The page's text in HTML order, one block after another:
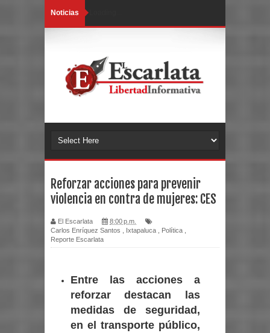
Noticias
Reforzar acciones para prevenir
violencia en contra de mujeres: CES
El Escarlata
8:00 p.m.
Carlos Enríquez Santos
Ixtapaluca Política
Reporte Escarlata
Entre las acciones a
reforzar destacan las
medidas de seguridad,
en el transporte público,